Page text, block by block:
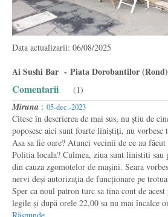
Data actualizarii: 06/08/2025
Ai Sushi Bar - Piata Dorobantilor (Rond)
Comentarii (1)
Miruna : 05-dec.-2023
Citesc în descrierea de mai sus, nu știu de
poposesc aici sunt foarte liniștiți, nu vorbesc
Asa sa fie oare? Atunci vecinii de ce au
Politia locala? Culmea, ziua sunt linistiti sau
din cauza zgomotelor de mașini. Seara
nervi deși autorizația de funcționare pe
Sper ca noul patron turc sa tina cont de acest
legile și după orele 22,00 sa nu mai încalce